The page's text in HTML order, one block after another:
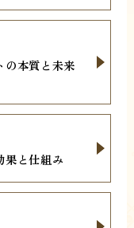
の本質と未来
果と仕組み